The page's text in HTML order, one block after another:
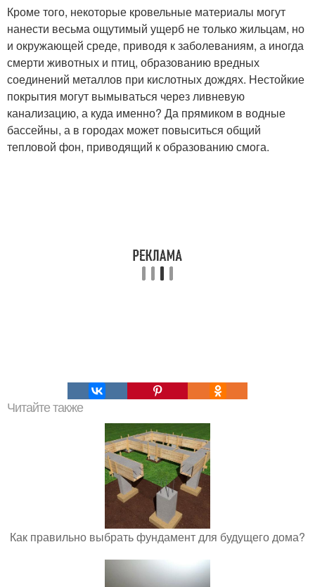
Кроме того, некоторые кровельные материалы могут
нанести весьма ощутимый ущерб не только жильцам, но
и окружающей среде, приводя к заболеваниям, а иногда
смерти животных и птиц, образованию вредных
соединений металлов при кислотных дождях. Нестойкие
покрытия могут вымываться через ливневую
канализацию, а куда именно? Да прямиком в водные
бассейны, а в городах может повыситься общий
тепловой фон, приводящий к образованию смога.
Читайте также
Как правильно выбрать фундамент для будущего дома?